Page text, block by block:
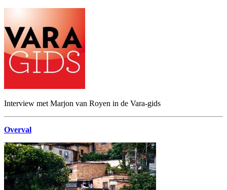
Interview met Marjon van Royen in de Vara-gids
Overval